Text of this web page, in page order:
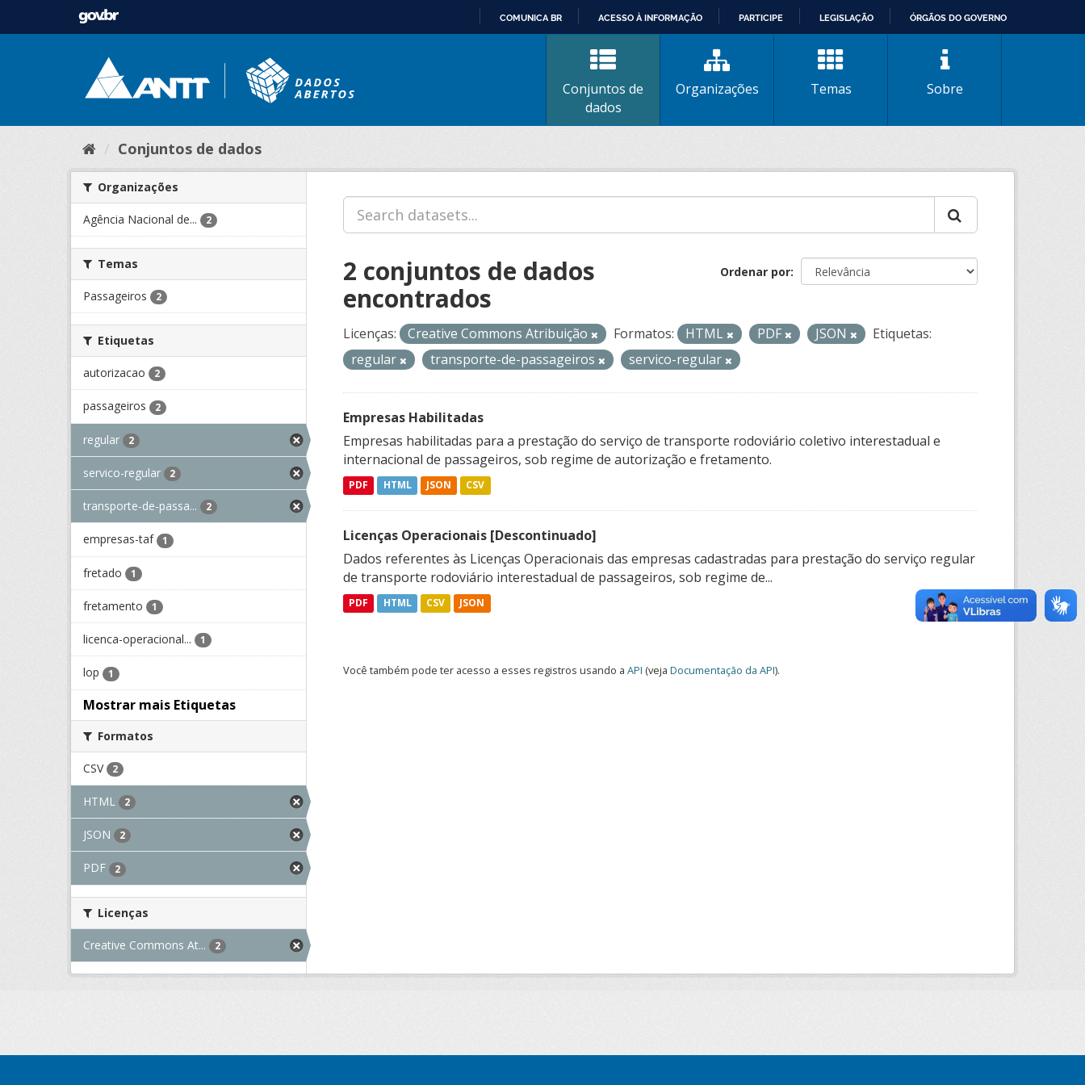
CONTEÚDO
COMUNICA BR ACESSO À INFORMAÇÃO PARTICIPE LEGISLAÇÃO ÓRGÃOS DO GOVERNO
Conjuntos de
dados
Organizações Temas Sobre
Conjuntos de dados
Organizações
Agência Nacional de... 2
Temas
Passageiros 2
Etiquetas
autorizacao 2
passageiros 2
regular 2
servico-regular 2
transporte-de-passa... 2
empresas-taf 1
fretado 1
fretamento 1
licenca-operacional... 1
lop 1
Mostrar mais Etiquetas
Formatos
CSV 2
HTML 2
JSON 2
PDF 2
Licenças
Creative Commons At... 2
Ordenar por
2 conjuntos de dados
encontrados
Licenças: Creative Commons Atribuição Formatos: HTML PDF JSON
Etiquetas:
regular
transporte-de-passageiros servico-regular
Empresas Habilitadas
Empresas habilitadas para a prestação do serviço de transporte rodoviário coletivo interestadual e
internacional de passageiros, sob regime de autorização e fretamento.
PDF HTML JSON CSV
Licenças Operacionais [Descontinuado]
Dados referentes às Licenças Operacionais das empresas cadastradas para prestação do serviço regular
de transporte rodoviário interestadual de passageiros, sob regime de...
PDF HTML CSV JSON
Você também pode ter acesso a esses registros usando a API (veja Documentação da API).